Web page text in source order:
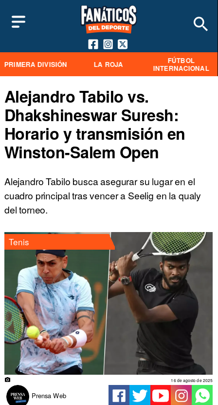
PRIMERA DIVISIÓN LA ROJA
FÚTBOL
INTERNACIONAL
Alejandro Tabilo vs.
Dhakshineswar Suresh:
Horario y transmisión en
Winston-Salem Open
Alejandro Tabilo busca asegurar su lugar en el
cuadro principal tras vencer a Seelig en la qualy
del torneo.
Tenis
Prensa Web
16 de agosto de 2025